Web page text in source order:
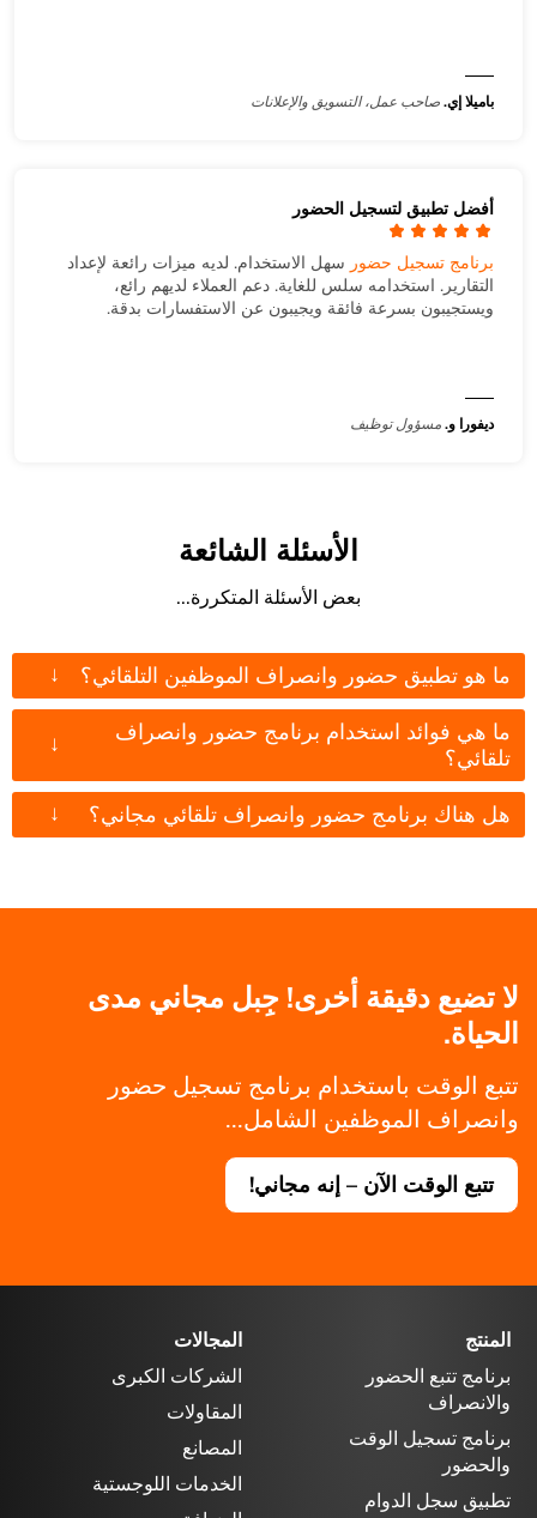
باميلا إي.صاحب عمل، التسويق والإعلانات
أفضل تطبيق لتسجيل الحضور
برنامج تسجيل حضور سهل الاستخدام. لديه ميزات رائعة لإعداد
التقارير. استخدامه سلس للغاية. دعم العملاء لديهم رائع،
ويستجيبون بسرعة فائقة ويجيبون عن الاستفسارات بدقة.
ديفورا و.مسؤول توظيف
الأسئلة الشائعة
بعض الأسئلة المتكررة...
ما هو تطبيق حضور وانصراف الموظفين التلقائي؟ ↓
ما هي فوائد استخدام برنامج حضور وانصراف
تلقائي؟
↓
هل هناك برنامج حضور وانصراف تلقائي مجاني؟ ↓
لا تضيع دقيقة أخرى! جِبل مجاني مدى
الحياة.
تتبع الوقت باستخدام برنامج تسجيل حضور
وانصراف الموظفين الشامل...
تتبع الوقت الآن – إنه مجاني!
المنتج
برنامج تتبع الحضور
والانصراف
برنامج تسجيل الوقت
والحضور
تطبيق سجل الدوام
المجالات
الشركات الكبرى
المقاولات
المصانع
الخدمات اللوجستية